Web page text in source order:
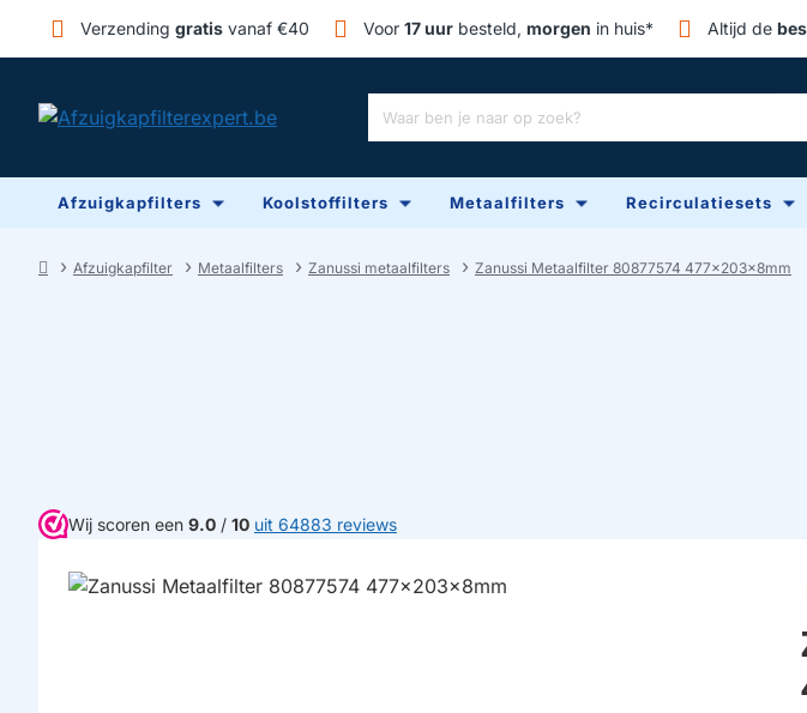
Verzending gratis vanaf €40 Voor 17 uur besteld, morgen in huis* Altijd de
Waar
je
naar
Afzuigkapfilters Koolstoffilters Metaalfilters Recirculatiesets
Afzuigkapfilter Metaalfilters Zanussi metaalfilters Zanussi Metaalfilter 80877574 477x203x8mm
Wij scoren een 9.0 / 10 uit 64883 reviews